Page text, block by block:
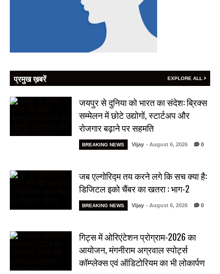
प्रमुख ख़बरें EXPLORE ALL
जयपुर से दुनिया को भारत का संदेश: ब्रिक्स
सम्मेलन में छोटे उद्योगों, स्टार्टअप और
रोजगार बढ़ाने पर सहमति
BREAKING NEWS Vijay - August 6, 2026 0
जब एल्गोरिद्म तय करने लगे कि सच क्या है:
डिजिटल इको चैंबर का खतरा : भाग-2
BREAKING NEWS Vijay - August 6, 2026 0
गिट्स में ओरिएंटेशन प्रोग्राम-2026 का
आयोजन, मंगनीराम अग्रवाल स्पोर्ट्स
कॉम्प्लेक्स एवं ऑडिटोरियम का भी लोकार्पण